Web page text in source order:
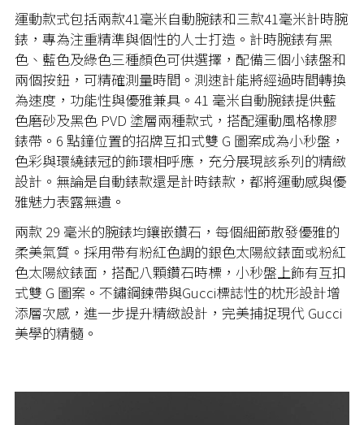
運動款式包括兩款41毫米自動腕錶和三款41毫米計時腕
錶，專為注重精準與個性的人士打造。計時腕錶有黑
色、藍色及綠色三種顏色可供選擇，配備三個小錶盤和
兩個按鈕，可精確測量時間。測速計能將經過時間轉換
為速度，功能性與優雅兼具。41 毫米自動腕錶提供藍
色磨砂及黑色 PVD 塗層兩種款式，搭配運動風格橡膠
錶帶。6 點鐘位置的招牌互扣式雙 G 圖案成為小秒盤，
色彩與環繞錶冠的飾環相呼應，充分展現該系列的精緻
設計。無論是自動錶款還是計時錶款，都將運動感與優
雅魅力表露無遺。
兩款 29 毫米的腕錶均鑲嵌鑽石，每個細節散發優雅的
柔美氣質。採用帶有粉紅色調的銀色太陽紋錶面或粉紅
色太陽紋錶面，搭配八顆鑽石時標，小秒盤上飾有互扣
式雙 G 圖案。不鏽鋼鍊帶與Gucci標誌性的枕形設計增
添層次感，進一步提升精緻設計，完美捕捉現代 Gucci
美學的精髓。